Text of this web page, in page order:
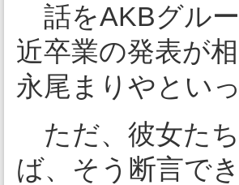
話をAKBグル
近卒業の発表が
永尾まりやとい
ただ、彼女た
ば、そう断言で